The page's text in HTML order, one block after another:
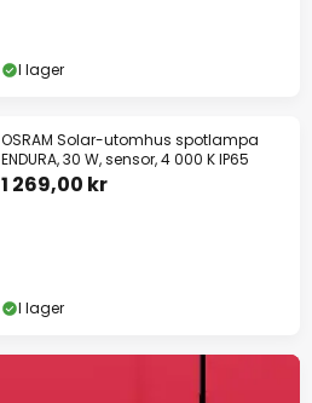
I lager
OSRAM Solar-utomhus spotlampa
ENDURA, 30 W, sensor, 4 000 K IP65
1 269,00 kr
I lager